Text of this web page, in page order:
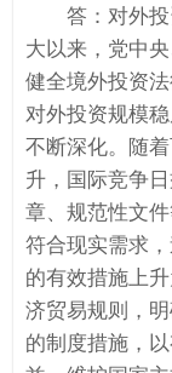
答：对外
大以来，党中
健全境外投资
对外投资规模
不断深化。随
升，国际竞争
章、规范性文
符合现实需求
的有效措施上
济贸易规则，
的制度措施，